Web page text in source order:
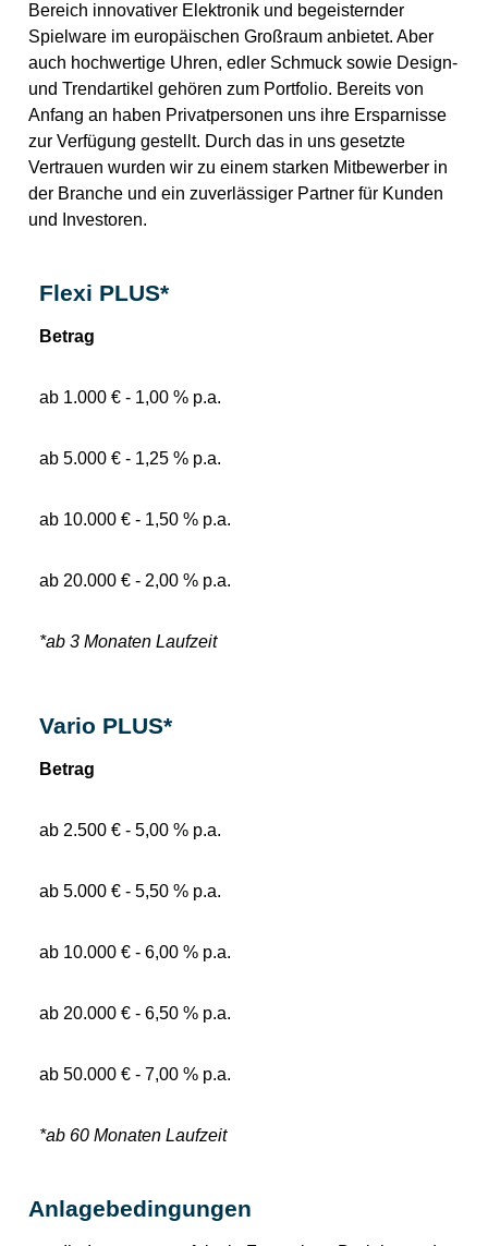
Bereich innovativer Elektronik und begeisternder
Spielware im europäischen Großraum anbietet. Aber
auch hochwertige Uhren, edler Schmuck sowie Design-
und Trendartikel gehören zum Portfolio. Bereits von
Anfang an haben Privatpersonen uns ihre Ersparnisse
zur Verfügung gestellt. Durch das in uns gesetzte
Vertrauen wurden wir zu einem starken Mitbewerber in
der Branche und ein zuverlässiger Partner für Kunden
und Investoren.
Flexi PLUS*
Betrag
ab 1.000 € - 1,00 % p.a.
ab 5.000 € - 1,25 % p.a.
ab 10.000 € - 1,50 % p.a.
ab 20.000 € - 2,00 % p.a.
*ab 3 Monaten Laufzeit
Vario PLUS*
Betrag
ab 2.500 € - 5,00 % p.a.
ab 5.000 € - 5,50 % p.a.
ab 10.000 € - 6,00 % p.a.
ab 20.000 € - 6,50 % p.a.
ab 50.000 € - 7,00 % p.a.
*ab 60 Monaten Laufzeit
Anlagebedingungen